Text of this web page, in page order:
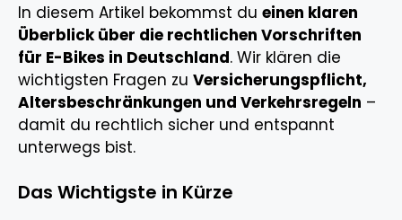
In diesem Artikel bekommst du einen klaren
Überblick über die rechtlichen Vorschriften
für E-Bikes in Deutschland. Wir klären die
wichtigsten Fragen zu Versicherungspflicht,
Altersbeschränkungen und Verkehrsregeln –
damit du rechtlich sicher und entspannt
unterwegs bist.
Das Wichtigste in Kürze